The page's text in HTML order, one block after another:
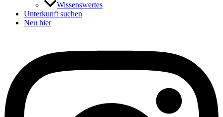
Wissenswertes
Unterkunft suchen
Neu hier